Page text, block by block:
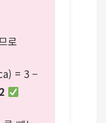
로
= 3 −